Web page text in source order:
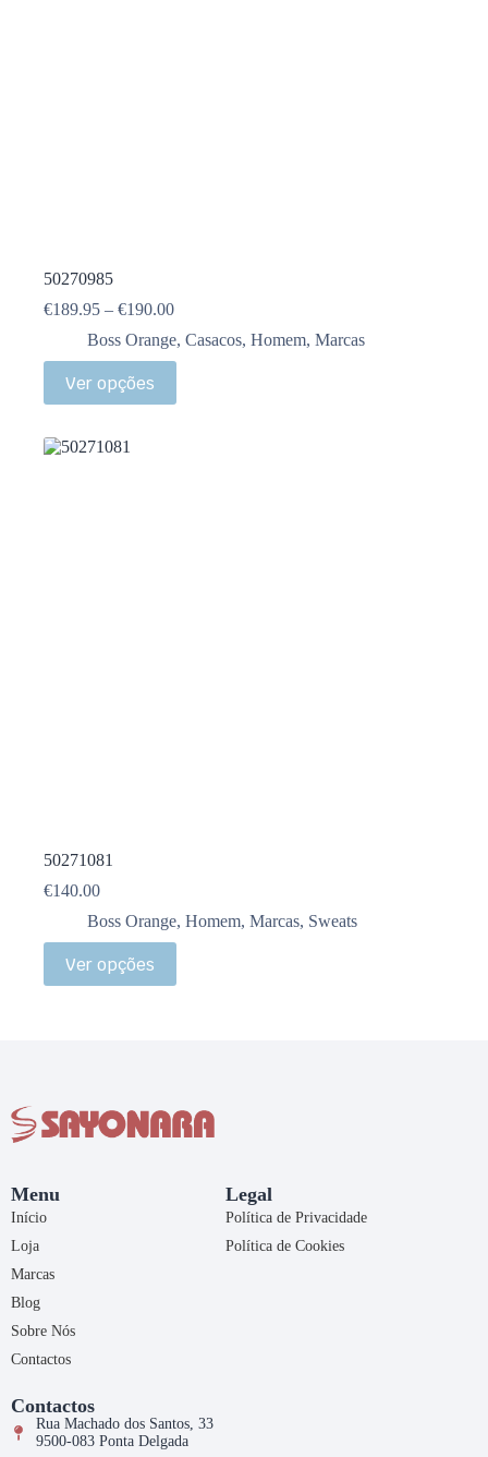
50270985
€189.95 – €190.00
Boss Orange, Casacos, Homem, Marcas
Ver opções
50271081
€140.00
Boss Orange, Homem, Marcas, Sweats
Ver opções
Menu
Início
Loja
Marcas
Blog
Sobre Nós
Contactos
Legal
Política de Privacidade
Política de Cookies
Contactos
Rua Machado dos Santos, 33
9500-083 Ponta Delgada